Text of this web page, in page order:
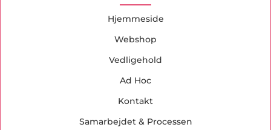
Hjemmeside
Webshop
Vedligehold
Ad Hoc
Kontakt
Samarbejdet & Processen